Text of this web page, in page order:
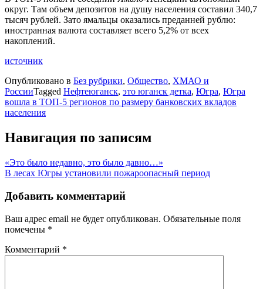
округ. Там объем депозитов на душу населения составил 340,7
тысяч рублей. Зато ямальцы оказались преданней рублю:
иностранная валюта составляет всего 5,2% от всех
накоплений.
источник
Опубликовано в Без рубрики, Общество, ХМАО и
РоссииTagged Нефтеюганск, это юганск детка, Югра, Югра
вошла в ТОП-5 регионов по размеру банковских вкладов
населения
Навигация по записям
«Это было недавно, это было давно…»
В лесах Югры установили пожароопасный период
Добавить комментарий
Ваш адрес email не будет опубликован. Обязательные поля
помечены *
Комментарий *